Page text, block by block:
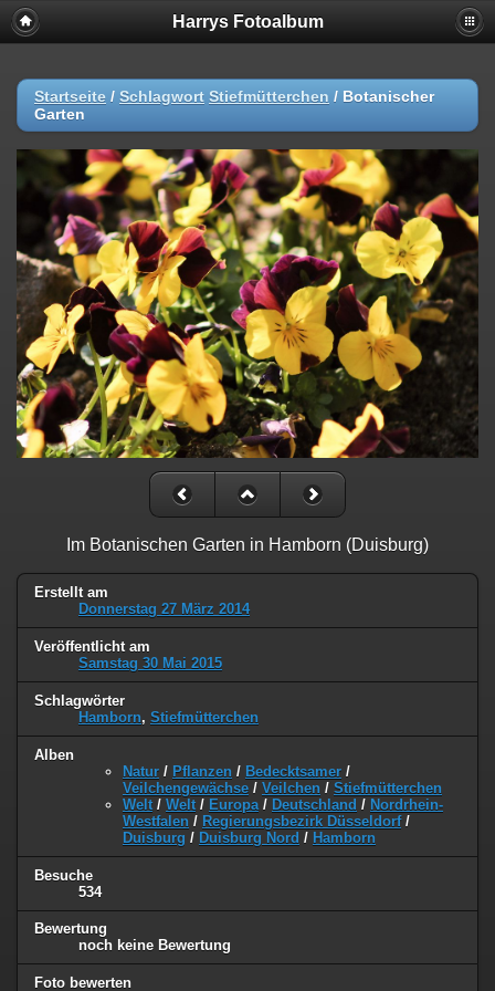
Harrys Fotoalbum
Startseite / Schlagwort Stiefmütterchen / Botanischer
Garten
Im Botanischen Garten in Hamborn (Duisburg)
Erstellt am
Donnerstag 27 März 2014
Veröffentlicht am
Samstag 30 Mai 2015
Schlagwörter
Hamborn, Stiefmütterchen
Alben
Natur / Pflanzen / Bedecktsamer /
Veilchengewächse / Veilchen / Stiefmütterchen
Welt / Welt / Europa / Deutschland / Nordrhein-
Westfalen / Regierungsbezirk Düsseldorf/
Duisburg / Duisburg Nord / Hamborn
Besuche
534
Bewertung
noch keine Bewertung
Foto bewerten